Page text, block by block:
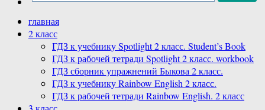
главная
2 класс
ГДЗ к учебнику Spotlight 2 класс. Student’s Book
ГДЗ к рабочей тетради Spotlight 2 класс. workbook
ГДЗ сборник упражнений Быкова 2 класс.
ГДЗ к учебнику Rainbow English 2 класс.
ГДЗ к рабочей тетради Rainbow English. 2 класс